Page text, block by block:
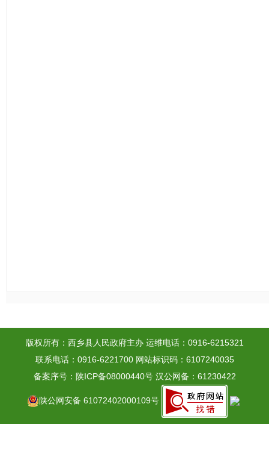
版权所有：西乡县人民政府主办 运维电话：0916-6215321
联系电话：0916-6221700 网站标识码：6107240035
备案序号：陕ICP备08000440号 汉公网备：61230422
陕公网安备 61072402000109号